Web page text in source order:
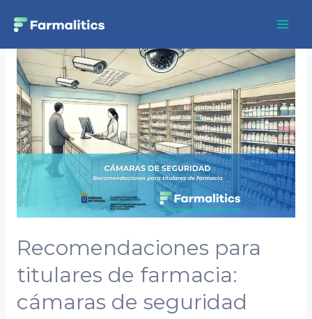
contenido
Recomendaciones para
titulares de farmacia:
cámaras de seguridad
para
titulares
de
farmacia:
cámaras
de
seguridad
de
entradas